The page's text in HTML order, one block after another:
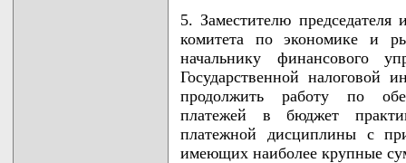
5. Заместителю
комитета по экономике и
начальнику финансового
Государственной
продолжить работу по
платежей в бюджет
платежной дисциплины с
имеющих наиболее крупные